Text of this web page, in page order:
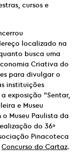
cursos e
localizado na
busca uma
Criativa do
para divulgar o
instituições
exposição “Sentar,
e Museu
Museu Paulista da
do 36º
Pinacoteca
Concurso do Cartaz.